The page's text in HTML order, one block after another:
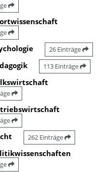
26 Einträge
113 Einträge
262 Einträge